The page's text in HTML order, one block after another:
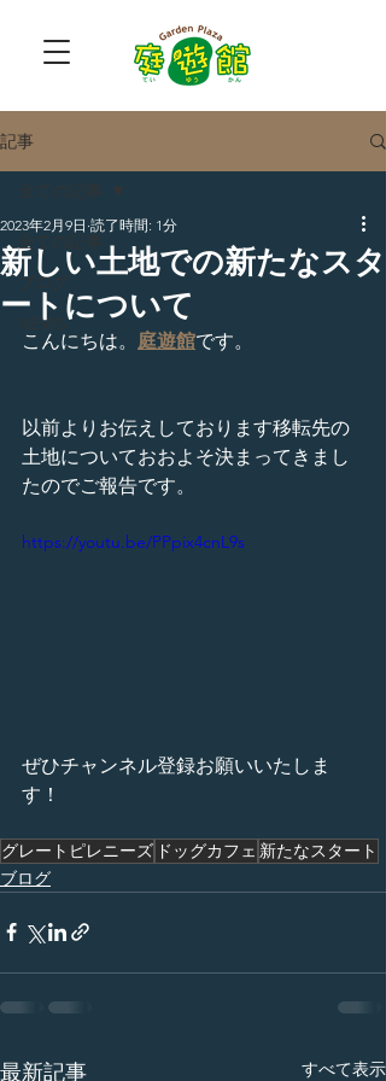
記事
全ての記事
ブログ
NEWS
新しい土地での新たなスタ
ートについて
2023年2月9日 読了時間: 1分
こんにちは。 庭遊館です。
以前よりお伝えしております移転先の
土地についておおよそ決まってきまし
たのでご報告です。
https://youtu.be/PPpix4cnL9s
ぜひチャンネル登録お願いいたしま
す！
グレートピレニーズ ドッグカフェ 新たなスタート
ブログ
最新記事 すべて表示